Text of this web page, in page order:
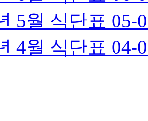
5월 식단표 05-
4월 식단표 04-